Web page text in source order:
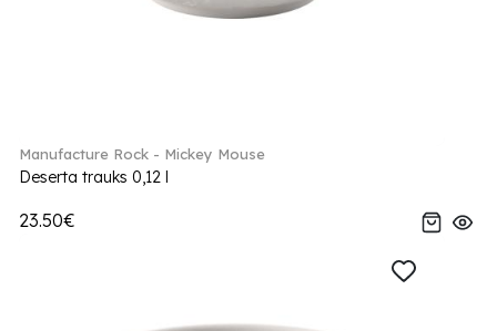
Manufacture Rock - Mickey Mouse
Deserta trauks 0,12 l
23.50€